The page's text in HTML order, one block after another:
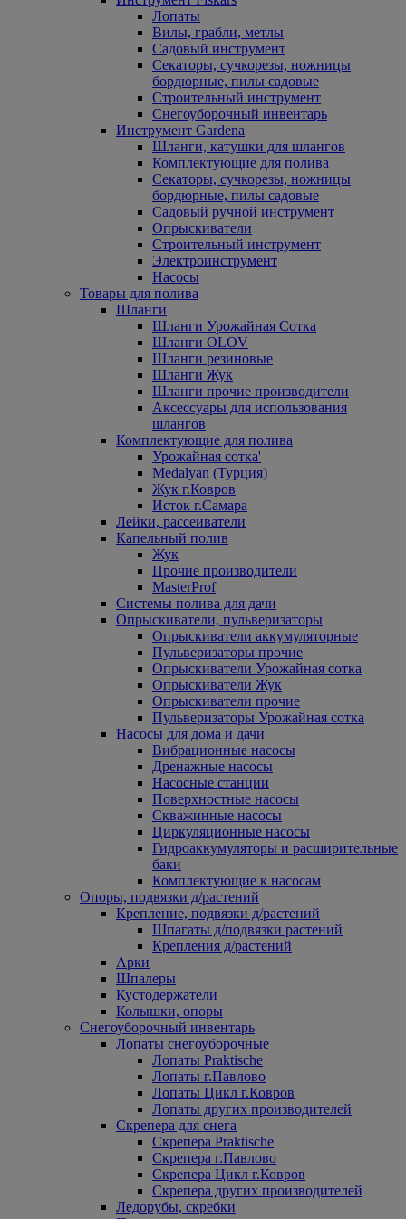
Лопаты
Вилы, грабли, метлы
Садовый инструмент
Секаторы, сучкорезы, ножницы
бордюрные, пилы садовые
Строительный инструмент
Снегоуборочный инвентарь
Инструмент Gardena
Шланги, катушки для шлангов
Комплектующие для полива
Секаторы, сучкорезы, ножницы
бордюрные, пилы садовые
Садовый ручной инструмент
Опрыскиватели
Строительный инструмент
Электроинструмент
Насосы
Товары для полива
Шланги
Шланги Урожайная Сотка
Шланги OLOV
Шланги резиновые
Шланги Жук
Шланги прочие производители
Аксессуары для использования
шлангов
Комплектующие для полива
Урожайная сотка'
Medalyan (Турция)
Жук г.Ковров
Исток г.Самара
Лейки, рассеиватели
Капельный полив
Жук
Прочие производители
MasterProf
Системы полива для дачи
Опрыскиватели, пульверизаторы
Опрыскиватели аккумуляторные
Пульверизаторы прочие
Опрыскиватели Урожайная сотка
Опрыскиватели Жук
Опрыскиватели прочие
Пульверизаторы Урожайная сотка
Насосы для дома и дачи
Вибрационные насосы
Дренажные насосы
Насосные станции
Поверхностные насосы
Скважинные насосы
Циркуляционные насосы
Гидроаккумуляторы и расширительные
баки
Комплектующие к насосам
Опоры, подвязки д/растений
Крепление, подвязки д/растений
Шпагаты д/подвязки растений
Крепления д/растений
Арки
Шпалеры
Кустодержатели
Колышки, опоры
Снегоуборочный инвентарь
Лопаты снегоуборочные
Лопаты Praktische
Лопаты г.Павлово
Лопаты Цикл г.Ковров
Лопаты других производителей
Скрепера для снега
Скрепера Praktische
Скрепера г.Павлово
Скрепера Цикл г.Ковров
Скрепера других производителей
Ледорубы, скребки